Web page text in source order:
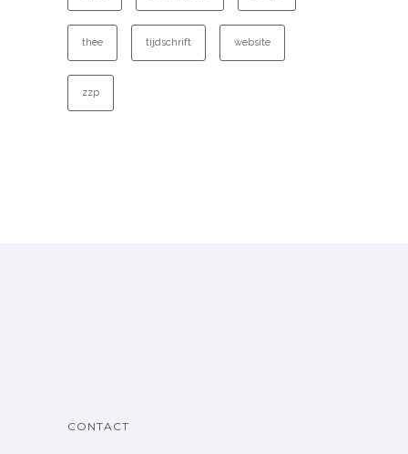
thee tijdschrift website
zzp
CONTACT